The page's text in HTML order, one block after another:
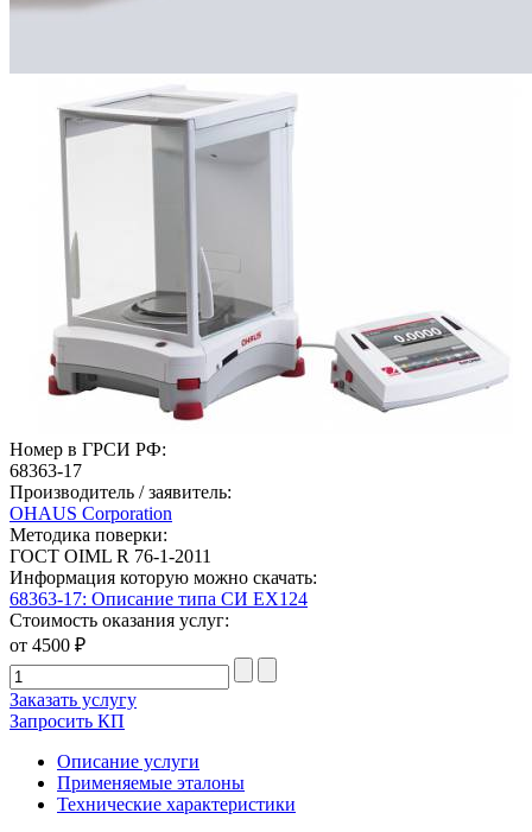
Номер в ГРСИ РФ:
68363-17
Производитель / заявитель:
OHAUS Corporation
Методика поверки:
ГОСТ OIML R 76-1-2011
Информация которую можно скачать:
68363-17: Описание типа СИ EX124
Стоимость оказания услуг:
от 4500 ₽
Заказать услугу
Запросить КП
Описание услуги
Применяемые эталоны
Технические характеристики